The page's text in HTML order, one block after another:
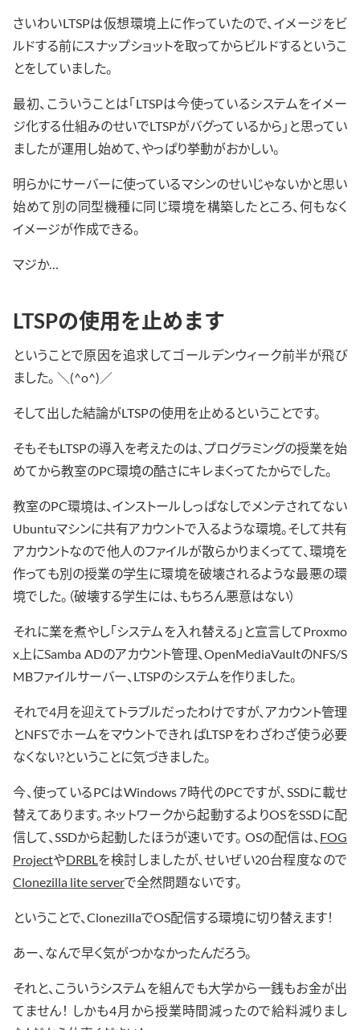
さいわいLTSPは仮想環境上に作っていたので、イメージをビ
ルドする前にスナップショットを取ってからビルドするというこ
とをしていました。
最初、こういうことは「LTSPは今使っているシステムをイメー
ジ化する仕組みのせいでLTSPがバグっているから」と思ってい
ましたが運用し始めて、やっぱり挙動がおかしい。
明らかにサーバーに使っているマシンのせいじゃないかと思い
始めて別の同型機種に同じ環境を構築したところ、何もなく
イメージが作成できる。
マジか…
LTSPの使用を止めます
ということで原因を追求してゴールデンウィーク前半が飛び
ました。 ＼(^o^)／
そして出した結論がLTSPの使用を止めるということです。
そもそもLTSPの導入を考えたのは、プログラミングの授業を始
めてから教室のPC環境の酷さにキレまくってたからでした。
教室のPC環境は、インストールしっぱなしでメンテされてない
Ubuntuマシンに共有アカウントで入るような環境。そして共有
アカウントなので他人のファイルが散らかりまくってて、環境を
作っても別の授業の学生に環境を破壊されるような最悪の環
境でした。（破壊する学生には、もちろん悪意はない）
それに業を煮やし「システムを入れ替える」と宣言してProxmo
x上にSamba ADのアカウント管理、OpenMediaVaultのNFS/S
MBファイルサーバー、LTSPのシステムを作りました。
それで4月を迎えてトラブルだったわけですが、アカウント管理
とNFSでホームをマウントできればLTSPをわざわざ使う必要
なくない?ということに気づきました。
今、使っているPCはWindows 7時代のPCですが、SSDに載せ
替えてあります。ネットワークから起動するよりOSをSSDに配
信して、SSDから起動したほうが速いです。 OSの配信は、 FOG
ProjectやDRBLを検討しましたが、せいぜい20台程度なので
Clonezilla lite serverで全然問題ないです。
ということで、ClonezillaでOS配信する環境に切り替えます！
あー、なんで早く気がつかなかったんだろう。
それと、こういうシステムを組んでも大学から一銭もお金が出
てません！ しかも4月から授業時間減ったので給料減りまし